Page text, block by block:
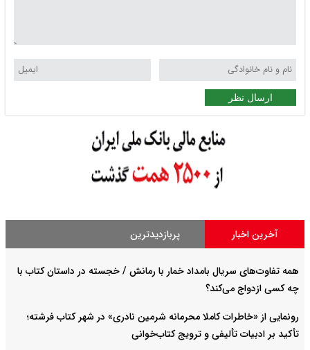
ارسال نظر
آخرین اخبار پربازدیدترین
همه تفاوت‌های سریال بامداد خمار با رمانش / خجسته در داستان کتاب با
چه کسی ازدواج می‌کند؟
رونمایی از «خاطرات کاملا محرمانه شرمین نادری» در شهر کتاب فرشته؛
تأکید بر ادبیات تألیفی و ترویج کتاب‌خوانی